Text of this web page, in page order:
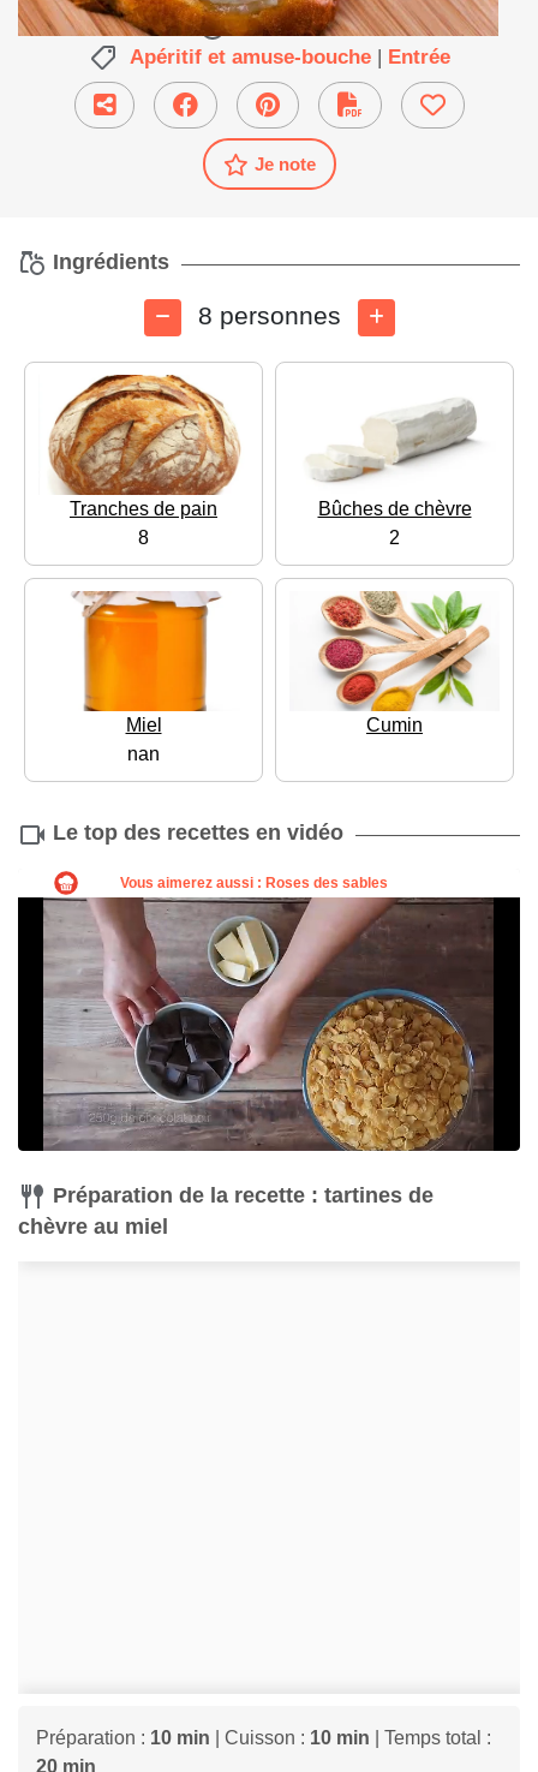
20 min
●
Apéritif et amuse-bouche | Entrée
Je note
Ingrédients
8 personnes
Tranches de pain
8
Bûches de chèvre
2
Miel
nan
Cumin
Le top des recettes en vidéo
Préparation de la recette : tartines de
chèvre au miel
Préparation : 10 min | Cuisson : 10 min | Temps total :
20 min